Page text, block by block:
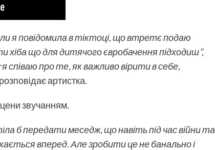
я повідомила в тіктоці, що втретє подаю
хіба що для дитячого євробачення підходиш”,
співаю про те, як важливо вірити в себе,
артистка.
звучанням.
б передати меседж, що навіть під час війни та
вперед. Але зробити це не банально і